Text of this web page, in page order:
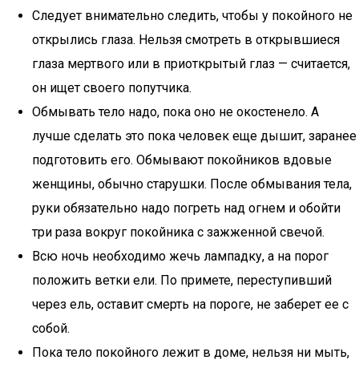
Следует внимательно следить, чтобы у покойного не
открылись глаза. Нельзя смотреть в открывшиеся
глаза мертвого или в приоткрытый глаз — считается,
он ищет своего попутчика.
Обмывать тело надо, пока оно не окостенело. А
лучше сделать это пока человек еще дышит, заранее
подготовить его. Обмывают покойников вдовые
женщины, обычно старушки. После обмывания тела,
руки обязательно надо погреть над огнем и обойти
три раза вокруг покойника с зажженной свечой.
Всю ночь необходимо жечь лампадку, а на порог
положить ветки ели. По примете, переступивший
через ель, оставит смерть на пороге, не заберет ее с
собой.
Пока тело покойного лежит в доме, нельзя ни мыть,